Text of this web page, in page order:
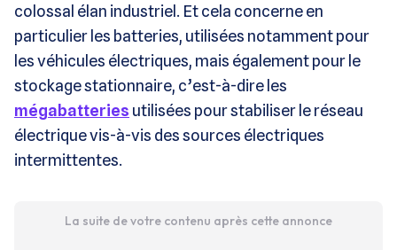
colossal élan industriel. Et cela concerne en
particulier les batteries, utilisées notamment pour
les véhicules électriques, mais également pour le
stockage stationnaire, c’est-à-dire les
mégabatteries utilisées pour stabiliser le réseau
électrique vis-à-vis des sources électriques
intermittentes.
La suite de votre contenu après cette annonce